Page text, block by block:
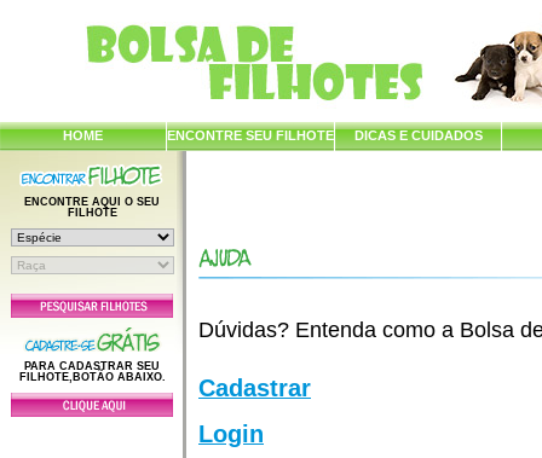
HOME ENCONTRE SEU FILHOTE DICAS E CUIDADOS
ENCONTRE AQUI O SEU
FILHOTE
PARA CADASTRAR SEU
FILHOTE,BOTÃO ABAIXO.
Dúvidas? Entenda como a Bolsa
Cadastrar
Login